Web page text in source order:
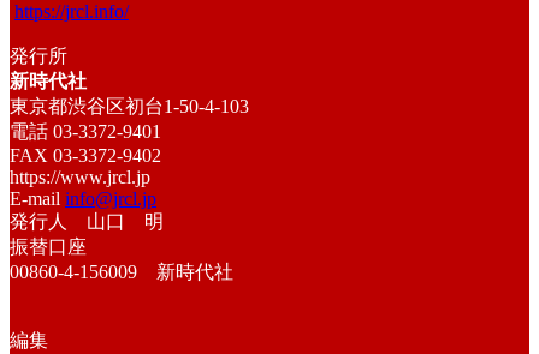
https://jrcl.info/
発行所
新時代社
東京都渋谷区初台1-50-4-103
電話 03-3372-9401
FAX 03-3372-9402
https://www.jrcl.jp
E-mail info@jrcl.jp
発行人 山口 明
振替口座
00860-4-156009 新時代社
編集